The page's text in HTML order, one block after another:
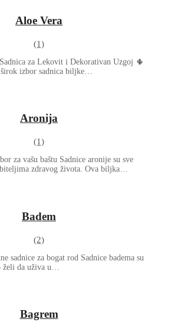
Aloe Vera
(1)
za Lekovit i Dekorativan Uzgoj 🌵
izbor sadnica biljke…
Aronija
(1)
za vašu baštu Sadnice aronije su sve
zdravog života. Ova biljka…
Badem
(2)
sadnice za bogat rod Sadnice badema su
želi da uživa u…
Bagrem